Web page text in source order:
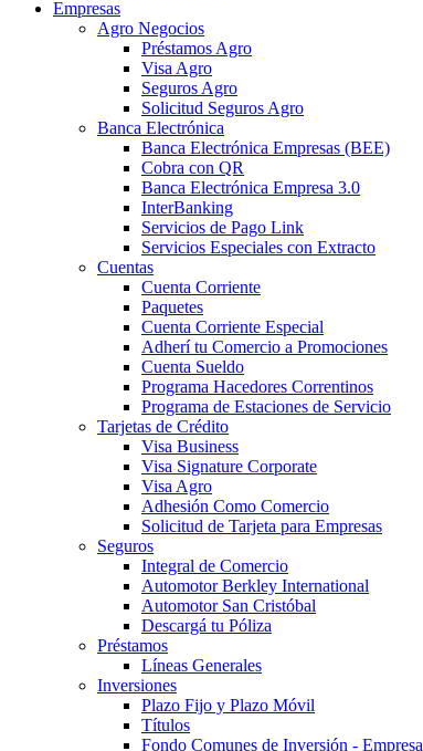
Empresas
Agro Negocios
Préstamos Agro
Visa Agro
Seguros Agro
Solicitud Seguros Agro
Banca Electrónica
Banca Electrónica Empresas (BEE)
Cobra con QR
Banca Electrónica Empresa 3.0
InterBanking
Servicios de Pago Link
Servicios Especiales con Extracto
Cuentas
Cuenta Corriente
Paquetes
Cuenta Corriente Especial
Adherí tu Comercio a Promociones
Cuenta Sueldo
Programa Hacedores Correntinos
Programa de Estaciones de Servicio
Tarjetas de Crédito
Visa Business
Visa Signature Corporate
Visa Agro
Adhesión Como Comercio
Solicitud de Tarjeta para Empresas
Seguros
Integral de Comercio
Automotor Berkley International
Automotor San Cristóbal
Descargá tu Póliza
Préstamos
Líneas Generales
Inversiones
Plazo Fijo y Plazo Móvil
Títulos
Fondo Comunes de Inversión - Empresa